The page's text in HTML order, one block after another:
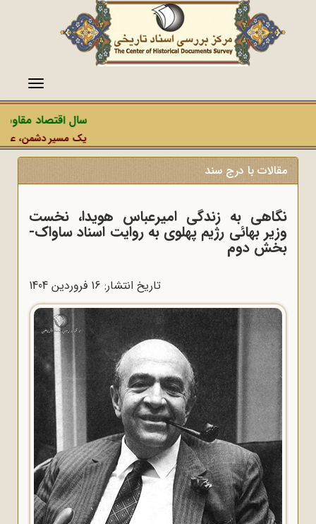
منو
سال اقتصاد
یک مسیر دشمن،
مقالات با درج سند
نگاهی به زندگی امیرعباس هویدا، نخست
وزیر بهائی رژیم پهلوی به روایت اسناد ساواک-
بخش دوم
تاریخ انتشار: 16 فروردين 1404